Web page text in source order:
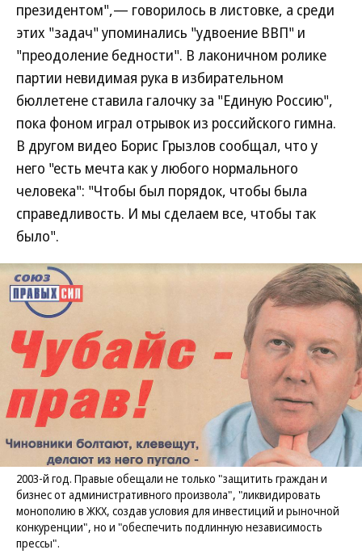
президентом",— говорилось в листовке, а среди
этих "задач" упоминались "удвоение ВВП" и
"преодоление бедности". В лаконичном ролике
партии невидимая рука в избирательном
бюллетене ставила галочку за "Единую Россию",
пока фоном играл отрывок из российского гимна.
В другом видео Борис Грызлов сообщал, что у
него "есть мечта как у любого нормального
человека": "Чтобы был порядок, чтобы была
справедливость. И мы сделаем все, чтобы так
было".
2003-й год. Правые обещали не только "защитить граждан и
бизнес от административного произвола", "ликвидировать
монополию в ЖКХ, создав условия для инвестиций и рыночной
конкуренции", но и "обеспечить подлинную независимость
прессы".